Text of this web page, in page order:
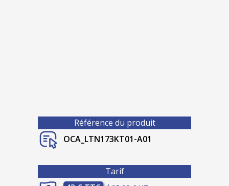
Référence du produit
OCA_LTN173KT01-A01
Tarif